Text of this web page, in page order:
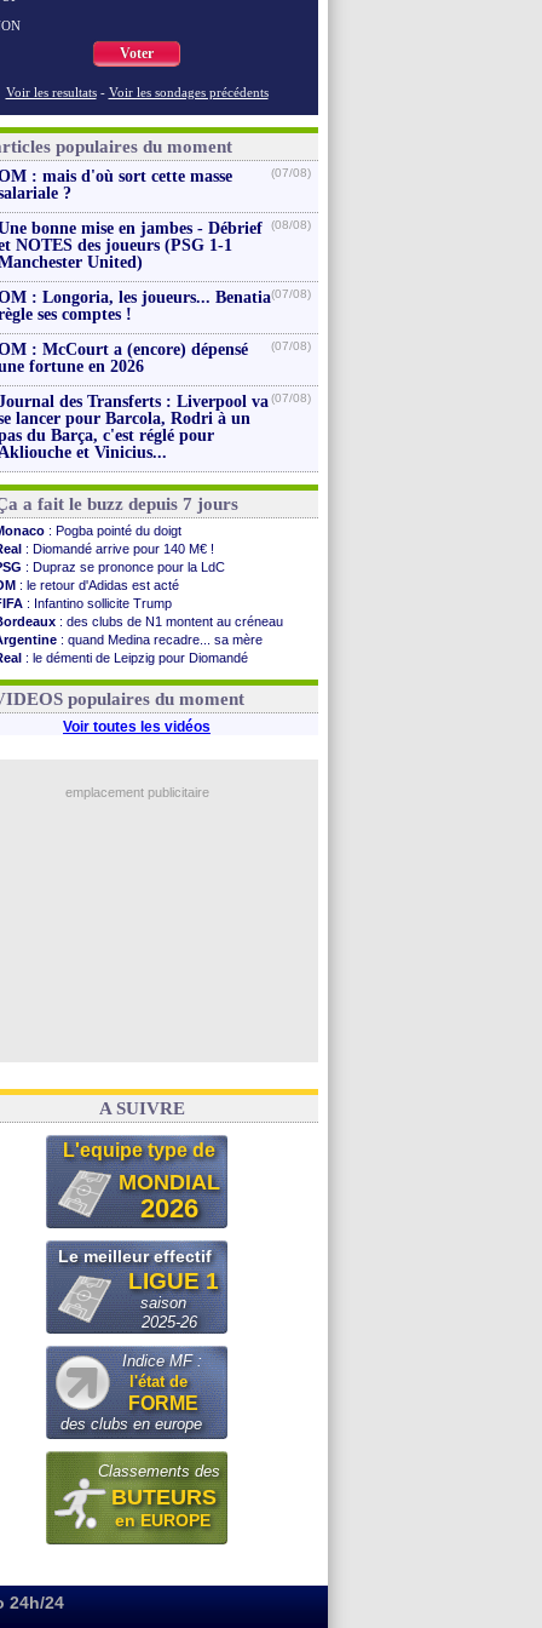
Voter
Voir les resultats - Voir les sondages précédents
populaires du moment
: mais d'où sort cette masse
?
(07/08)
bonne mise en jambes - Débrief
NOTES des joueurs (PSG 1-1
United)
(08/08)
: Longoria, les joueurs... Benatia
ses comptes !
(07/08)
: McCourt a (encore) dépensé
fortune en 2026
(07/08)
des Transferts : Liverpool va
lancer pour Barcola, Rodri à un
du Barça, c'est réglé pour
et Vinicius...
(07/08)
a fait le buzz depuis 7 jours
: Pogba pointé du doigt
: Diomandé arrive pour 140 M€ !
: Dupraz se prononce pour la LdC
: le retour d'Adidas est acté
: Infantino sollicite Trump
: des clubs de N1 montent au créneau
: quand Medina recadre... sa mère
: le démenti de Leipzig pour Diomandé
: Paixão attire un 2e club anglais
populaires du moment
Voir toutes les vidéos
emplacement publicitaire
A SUIVRE
L'equipe type de
MONDIAL
2026
Le meilleur effectif
LIGUE 1
saison
2025-26
Indice MF :
l'état de
FORME
des clubs en europe
Classements des
BUTEURS
en EUROPE
24h/24